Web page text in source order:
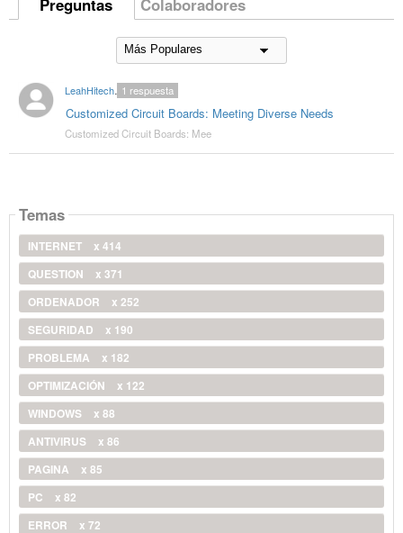
LeahHitechpcb
Customized Circuit Boards: Meeting Diverse Needs
1 respuesta
Customized Circuit Boards: Mee
Temas
INTERNET
x 414
QUESTION
x 371
ORDENADOR
x 252
SEGURIDAD
x 190
PROBLEMA
x 182
OPTIMIZACIÓN
x 122
WINDOWS
x 88
ANTIVIRUS
x 86
PAGINA
x 85
PC
x 82
ERROR
x 72